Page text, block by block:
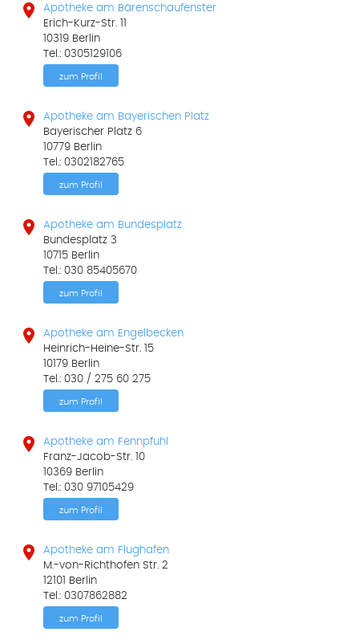

Apotheke am Bärenschaufenster
Erich-Kurz-Str. 11
10319 Berlin
Tel.: 0305129106
zum Profil

Apotheke am Bayerischen Platz
Bayerischer Platz 6
10779 Berlin
Tel.: 0302182765
zum Profil

Apotheke am Bundesplatz
Bundesplatz 3
10715 Berlin
Tel.: 030 85405670
zum Profil

Apotheke am Engelbecken
Heinrich-Heine-Str. 15
10179 Berlin
Tel.: 030 / 275 60 275
zum Profil

Apotheke am Fennpfuhl
Franz-Jacob-Str. 10
10369 Berlin
Tel.: 030 97105429
zum Profil

Apotheke am Flughafen
M.-von-Richthofen Str. 2
12101 Berlin
Tel.: 0307862882
zum Profil